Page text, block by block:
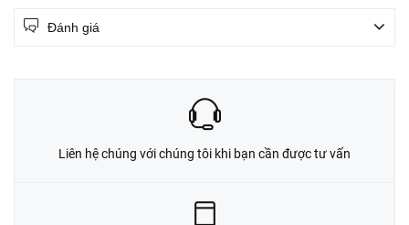
Đánh giá
Liên hệ chúng với chúng tôi khi bạn cần được tư vấn